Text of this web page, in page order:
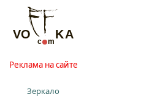
Реклама на сайте
Зеркало